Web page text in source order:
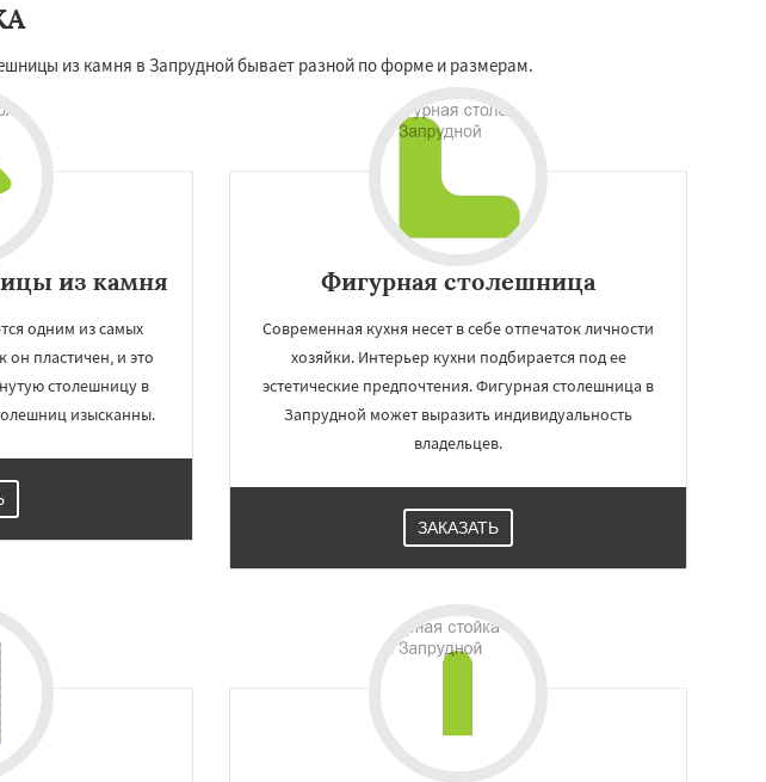
из камня в Запрудной бывает разной по форме и размерам.
из камня
одним из самых
он пластичен, и это
столешницу в
изысканны.
Фигурная столешница
Современная кухня несет в себе отпечаток личности
хозяйки. Интерьер кухни подбирается под ее
эстетические предпочтения. Фигурная столешница в
Запрудной может выразить индивидуальность
владельцев.
ЗАКАЗАТЬ
×
данных